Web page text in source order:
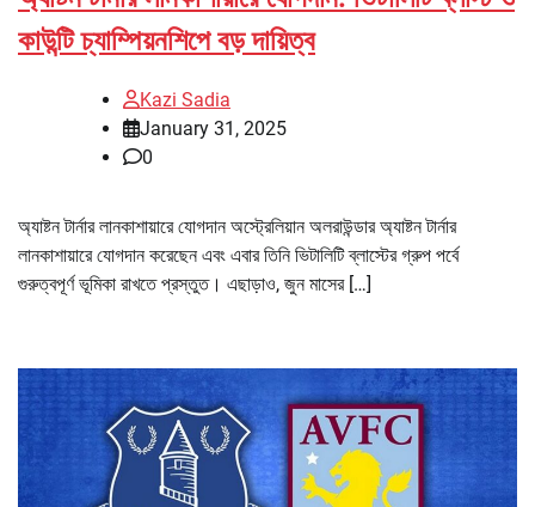
কাউন্টি চ্যাম্পিয়নশিপে বড় দায়িত্ব
Kazi Sadia
January 31, 2025
0
অ্যাষ্টন টার্নার লানকাশায়ারে যোগদান অস্ট্রেলিয়ান অলরাউন্ডার অ্যাষ্টন টার্নার
লানকাশায়ারে যোগদান করেছেন এবং এবার তিনি ভিটালিটি ব্লাস্টের গ্রুপ পর্বে
গুরুত্বপূর্ণ ভূমিকা রাখতে প্রস্তুত। এছাড়াও, জুন মাসের […]